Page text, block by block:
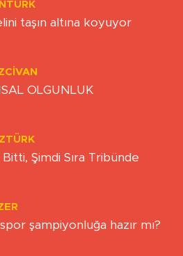
taşın altına koyuyor
OLGUNLUK
Şimdi Sıra Tribünde
şampiyonluğa hazır mı?